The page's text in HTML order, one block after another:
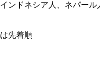
ンドネシア人、ネパー
先着順